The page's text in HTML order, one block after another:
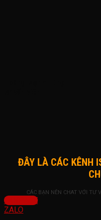
ĐÂY LÀ CÁC KÊNH
CÁC BẠN NÊN CHAT VỚI TƯ
FANPAGE
ZALO